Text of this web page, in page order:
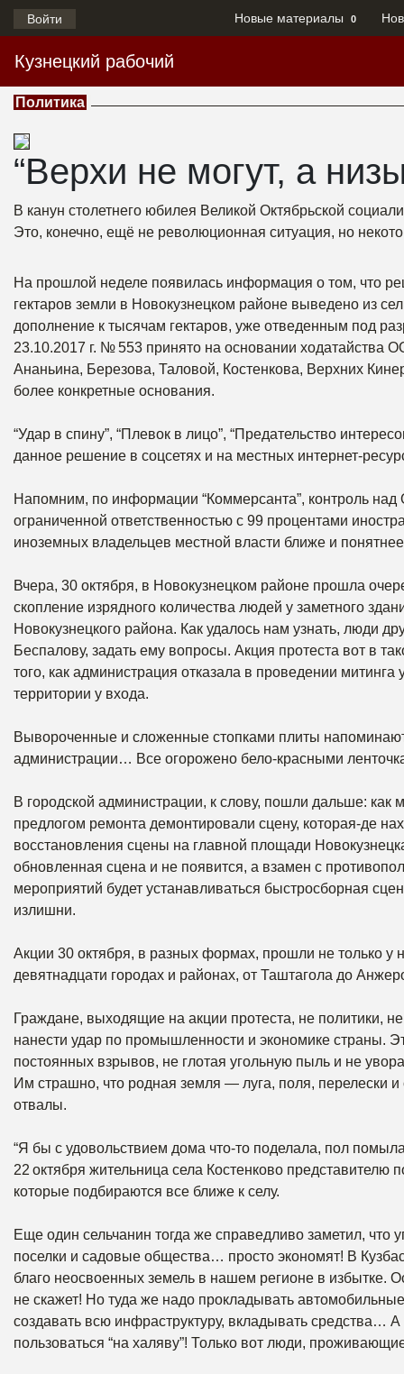
Войти Новые материалы 0
Кузнецкий рабочий
Политика
“Верхи не могут, а
В канун столетнего юбилея Великой Октябрьской
Это, конечно, ещё не революционная ситуация, но
На прошлой неделе появилась информация о том, что
гектаров земли в Новокузнецком районе выведено из
дополнение к тысячам гектаров, уже отведенным под
23.10.2017 г. № 553 принято на основании ходатайства
Ананьина, Березова, Таловой, Костенкова, Верхних
более конкретные основания.
“Удар в спину”, “Плевок в лицо”, “Предательство
данное решение в соцсетях и на местных интернет-
Напомним, по информации “Коммерсанта”, контроль над
ограниченной ответственностью с 99 процентами
иноземных владельцев местной власти ближе и
Вчера, 30 октября, в Новокузнецком районе прошла
скопление изрядного количества людей у заметного
Новокузнецкого района. Как удалось нам узнать, люди
Беспалову, задать ему вопросы. Акция протеста вот в
того, как администрация отказала в проведении
территории у входа.
Вывороченные и сложенные стопками плиты
администрации… Все огорожено бело-красными
В городской администрации, к слову, пошли дальше:
предлогом ремонта демонтировали сцену, которая-де
восстановления сцены на главной площади
обновленная сцена и не появится, а взамен с
мероприятий будет устанавливаться быстросборная
излишни.
Акции 30 октября, в разных формах, прошли не только у
девятнадцати городах и районах, от Таштагола до
Граждане, выходящие на акции протеста, не политики,
нанести удар по промышленности и экономике страны.
постоянных взрывов, не глотая угольную пыль и не
Им страшно, что родная земля — луга, поля, перелески
отвалы.
“Я бы с удовольствием дома что-то поделала, пол
22 октября жительница села Костенково
которые подбираются все ближе к селу.
Еще один сельчанин тогда же справедливо заметил, что
поселки и садовые общества… просто экономят! В
благо неосвоенных земель в нашем регионе в избытке.
не скажет! Но туда же надо прокладывать
создавать всю инфраструктуру, вкладывать средства…
пользоваться “на халяву”! Только вот люди,